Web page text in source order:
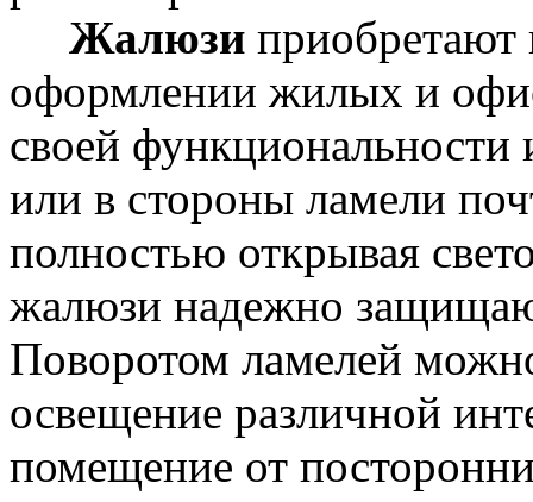
Жалюзи приобретают
оформлении жилых и
своей функциональности
или в стороны ламели
полностью открывая
жалюзи надежно
Поворотом ламелей
освещение различной
помещение от